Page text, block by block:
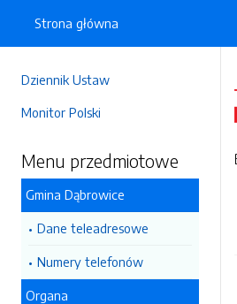
Dziennik Ustaw
Monitor Polski
Menu przedmiotowe
Gmina Dąbrowice
Dane teleadresowe
Numery telefonów
Organa
Strona główna